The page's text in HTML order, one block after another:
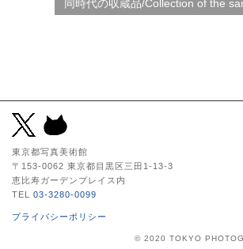
東京都写真美術館
〒153-0062 東京都目黒区三田1-13-3
恵比寿ガーデンプレイス内
TEL 03-3280-0099
プライバシーポリシー
© 2020 TOKYO